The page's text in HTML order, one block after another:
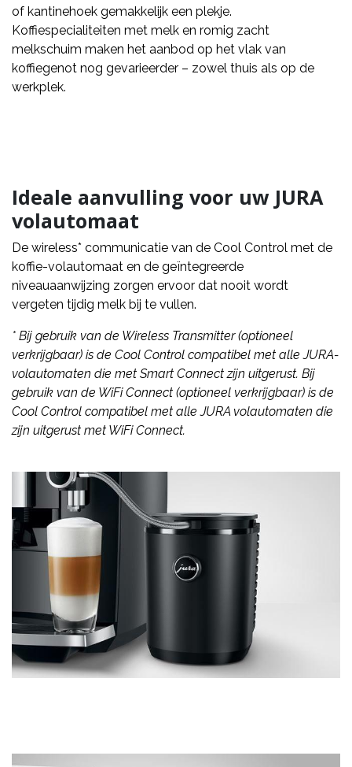
of kantinehoek gemakkelijk een plekje.
Koffiespecialiteiten met melk en romig zacht
melkschuim maken het aanbod op het vlak van
koffiegenot nog gevarieerder – zowel thuis als op de
werkplek.
Ideale aanvulling voor uw JURA
volautomaat
De wireless* communicatie van de Cool Control met de
koffie-volautomaat en de geïntegreerde
niveauaanwijzing zorgen ervoor dat nooit wordt
vergeten tijdig melk bij te vullen.
* Bij gebruik van de Wireless Transmitter (optioneel
verkrijgbaar) is de Cool Control compatibel met alle JURA-
volautomaten die met Smart Connect zijn uitgerust. Bij
gebruik van de WiFi Connect (optioneel verkrijgbaar) is de
Cool Control compatibel met alle JURA volautomaten die
zijn uitgerust met WiFi Connect.